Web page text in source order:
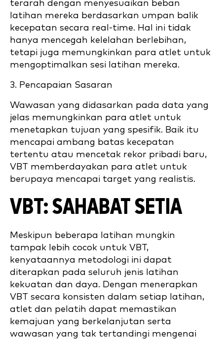
terarah dengan menyesuaikan beban
latihan mereka berdasarkan umpan balik
kecepatan secara real-time. Hal ini tidak
hanya mencegah kelelahan berlebihan,
tetapi juga memungkinkan para atlet untuk
mengoptimalkan sesi latihan mereka.
3. Pencapaian Sasaran
Wawasan yang didasarkan pada data yang
jelas memungkinkan para atlet untuk
menetapkan tujuan yang spesifik. Baik itu
mencapai ambang batas kecepatan
tertentu atau mencetak rekor pribadi baru,
VBT memberdayakan para atlet untuk
berupaya mencapai target yang realistis.
VBT: SAHABAT SETIA
Meskipun beberapa latihan mungkin
tampak lebih cocok untuk VBT,
kenyataannya metodologi ini dapat
diterapkan pada seluruh jenis latihan
kekuatan dan daya. Dengan menerapkan
VBT secara konsisten dalam setiap latihan,
atlet dan pelatih dapat memastikan
kemajuan yang berkelanjutan serta
wawasan yang tak tertandingi mengenai